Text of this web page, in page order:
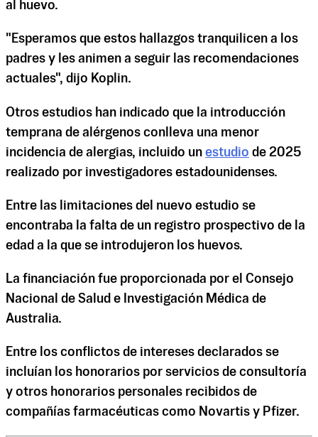
al huevo.
"Esperamos que estos hallazgos tranquilicen a los
padres y les animen a seguir las recomendaciones
actuales", dijo Koplin.
Otros estudios han indicado que la introducción
temprana de alérgenos conlleva una menor
incidencia de alergias, incluido un estudio de 2025
realizado por investigadores estadounidenses.
Entre las limitaciones del nuevo estudio se
encontraba la falta de un registro prospectivo de la
edad a la que se introdujeron los huevos.
La financiación fue proporcionada por el Consejo
Nacional de Salud e Investigación Médica de
Australia.
Entre los conflictos de intereses declarados se
incluían los honorarios por servicios de consultoría
y otros honorarios personales recibidos de
compañías farmacéuticas como Novartis y Pfizer.